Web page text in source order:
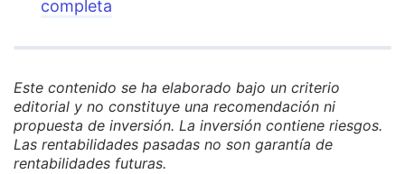
completa
Este contenido se ha elaborado bajo un criterio
editorial y no constituye una recomendación ni
propuesta de inversión. La inversión contiene riesgos.
Las rentabilidades pasadas no son garantía de
rentabilidades futuras.